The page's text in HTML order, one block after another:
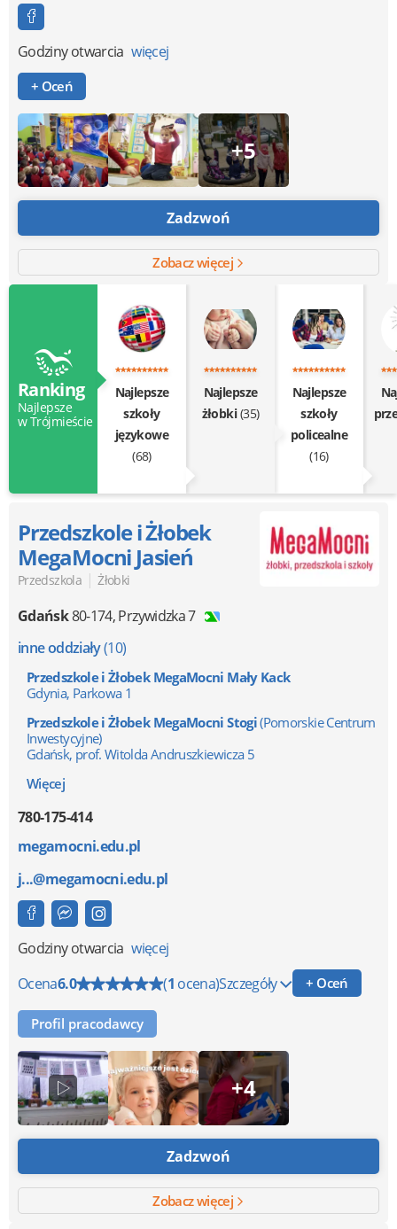
Godziny otwarcia więcej
+ Oceń
+5
Zadzwoń
Zobacz więcej
Ranking
Najlepsze
w Trójmieście
Najlepsze
szkoły
językowe
(68)
Najlepsze
żłobki(35)
Najlepsze
szkoły
policealne
(16)
Przedszkole i Żłobek
MegaMocni Jasień
Przedszkola | Żłobki
Gdańsk80-174,Przywidzka 7
inne oddziały(10)
Przedszkole i Żłobek MegaMocni Mały Kack
Gdynia, Parkowa 1
Przedszkole i Żłobek MegaMocni Stogi(Pomorskie Centrum
Inwestycyjne)
Gdańsk, prof. Witolda Andruszkiewicza 5
Więcej
780-175-414
megamocni.edu.pl
j...@megamocni.edu.pl
Godziny otwarcia więcej
Ocena6.0 (1 ocena)Szczegóły + Oceń
Profil pracodawcy
+4
Zadzwoń
Zobacz więcej